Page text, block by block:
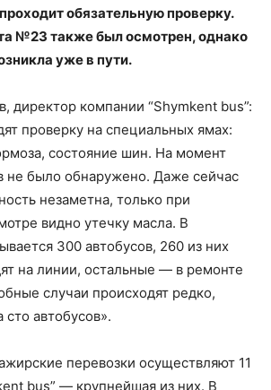
обязательную проверку.
№23 также был осмотрен, однако
уже в пути.
директор компании “Shymkent bus”:
проверку на специальных ямах:
состояние шин. На момент
не было обнаружено. Даже сейчас
незаметна, только при
видно утечку масла. В
300 автобусов, 260 из них
на линии, остальные — в ремонте
случаи происходят редко,
автобусов».
перевозки осуществляют 11
bus” — крупнейшая из них. В